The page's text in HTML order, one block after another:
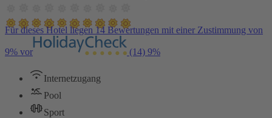
Für dieses Hotel liegen 14 Bewertungen mit einer Zustimmung von
9% vor (14) 9%
Internetzugang
Pool
Sport